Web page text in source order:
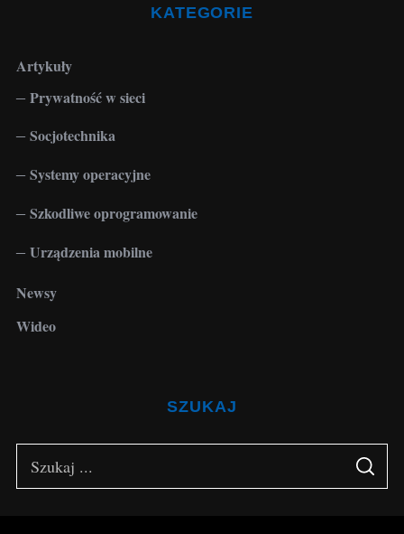
KATEGORIE
Artykuły
Prywatność w sieci
Socjotechnika
Systemy operacyjne
Szkodliwe oprogramowanie
Urządzenia mobilne
Newsy
Wideo
SZUKAJ
S
A